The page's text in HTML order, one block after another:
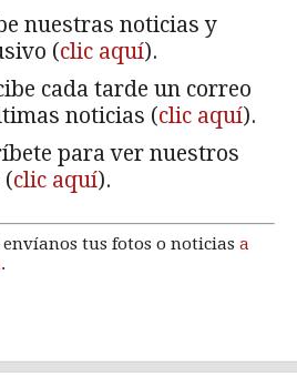
nuestras noticias y
(clic aquí).
cada tarde un correo
noticias (clic aquí).
para ver nuestros
(clic aquí).
envíanos tus fotos o noticias a
.